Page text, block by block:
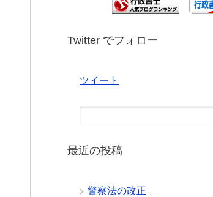
Twitter でフォロー
ツイート
最近の投稿
警察法の改正